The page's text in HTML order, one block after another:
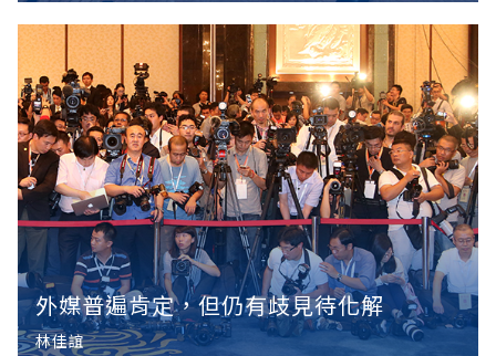
外媒普遍肯定，但仍有歧見待化解
林佳誼